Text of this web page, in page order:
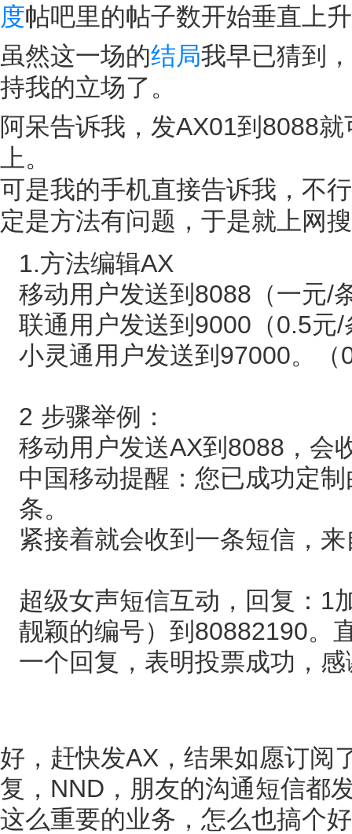
度帖吧里的帖子数开始垂直上
虽然这一场的结局我早已猜到
持我的立场了。
阿呆告诉我，发AX01到8088
上。
可是我的手机直接告诉我，不
定是方法有问题，于是就上网
1.方法编辑AX
移动用户发送到8088（一元/
联通用户发送到9000（0.5元/
小灵通用户发送到97000。（
2 步骤举例：
移动用户发送AX到8088，会
中国移动提醒：您已成功定
条。
紧接着就会收到一条短信，
超级女声短信互动，回复：1
靓颖的编号）到80882190。
一个回复，表明投票成功，
好，赶快发AX，结果如愿订阅
复，NND，朋友的沟通短信都
这么重要的业务，怎么也搞个